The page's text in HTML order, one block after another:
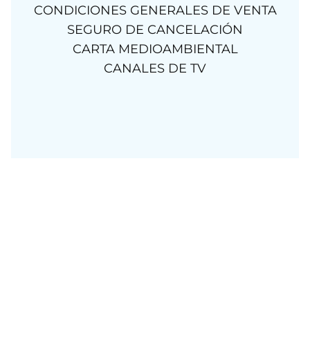
CONDICIONES GENERALES DE VENTA
SEGURO DE CANCELACIÓN
CARTA MEDIOAMBIENTAL
CANALES DE TV